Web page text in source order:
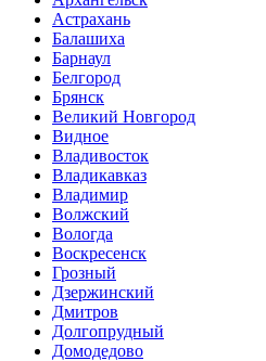
Астрахань
Балашиха
Барнаул
Белгород
Брянск
Великий Новгород
Видное
Владивосток
Владикавказ
Владимир
Волжский
Вологда
Воскресенск
Грозный
Дзержинский
Дмитров
Долгопрудный
Домодедово